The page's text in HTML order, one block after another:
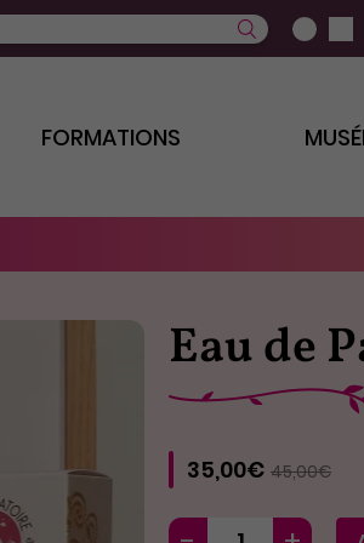
FORMATIONS
Eau de
35,00€ 45,00€